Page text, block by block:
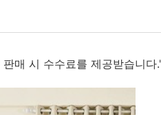
매 시 수수료를 제공받습니다